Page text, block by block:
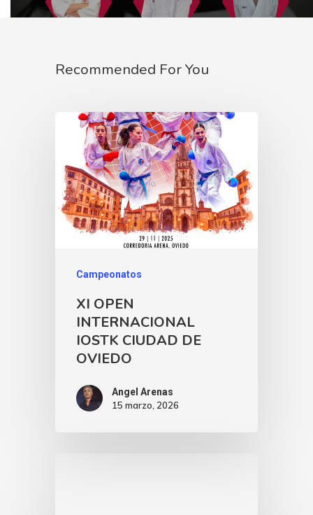
Recommended For You
Campeonatos
XI OPEN
INTERNACIONAL
IOSTK CIUDAD DE
OVIEDO
Angel Arenas
15 marzo, 2026